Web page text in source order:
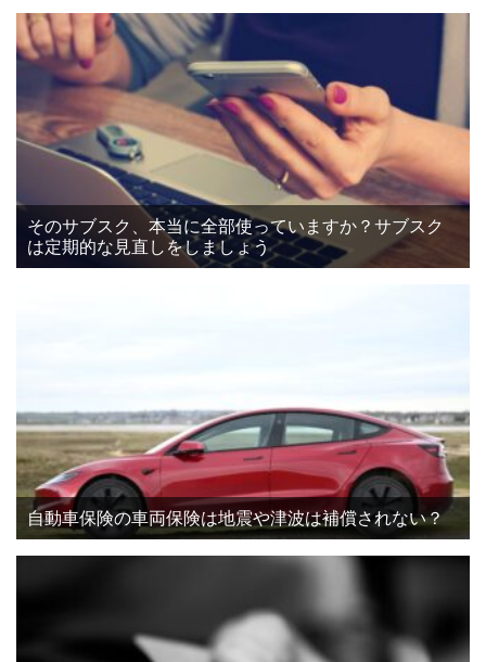
そのサブスク、本当に全部使っていますか？サブスク
は定期的な見直しをしましょう
自動車保険の車両保険は地震や津波は補償されない？